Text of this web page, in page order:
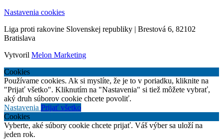
Nastavenia cookies
Liga proti rakovine Slovenskej republiky | Brestová 6, 82102
Bratislava
Vytvoril Melon Marketing
Cookies
Používame cookies. Ak si myslíte, že je to v poriadku, kliknite na
"Prijať všetko". Kliknutím na "Nastavenia" si tiež môžete vybrať,
aký druh súborov cookie chcete povoliť.
Nastavenia Prijať všetko
Cookies
Vyberte, aké súbory cookie chcete prijať. Váš výber sa uloží na
jeden rok.